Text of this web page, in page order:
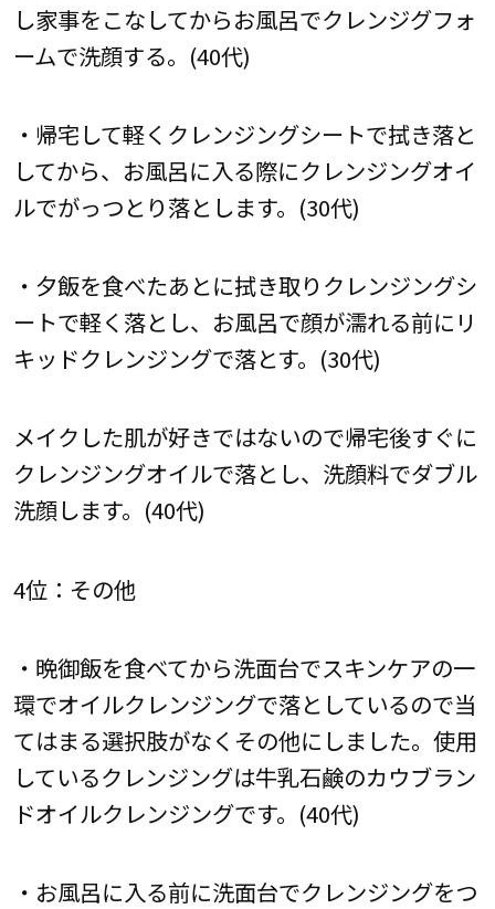
し家事をこなしてからお風呂でクレンジグフォ
ームで洗顔する。(40代)
・帰宅して軽くクレンジングシートで拭き落と
してから、お風呂に入る際にクレンジングオイ
ルでがっつとり落とします。(30代)
・夕飯を食べたあとに拭き取りクレンジングシ
ートで軽く落とし、お風呂で顔が濡れる前にリ
キッドクレンジングで落とす。(30代)
メイクした肌が好きではないので帰宅後すぐに
クレンジングオイルで落とし、洗顔料でダブル
洗顔します。(40代)
4位：その他
・晩御飯を食べてから洗面台でスキンケアの一
環でオイルクレンジングで落としているので当
てはまる選択肢がなくその他にしました。使用
しているクレンジングは牛乳石鹸のカウブラン
ドオイルクレンジングです。(40代)
・お風呂に入る前に洗面台でクレンジングをつ